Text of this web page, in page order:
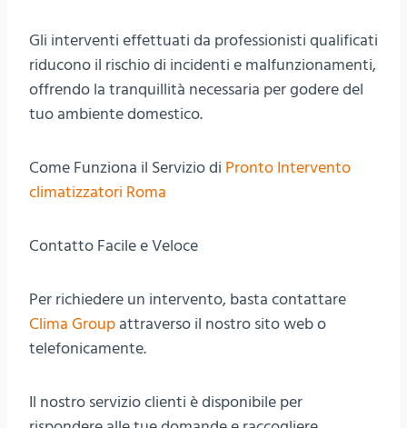
Gli interventi effettuati da professionisti qualificati
riducono il rischio di incidenti e malfunzionamenti,
offrendo la tranquillità necessaria per godere del
tuo ambiente domestico.
Come Funziona il Servizio di Pronto Intervento
climatizzatori Roma
Contatto Facile e Veloce
Per richiedere un intervento, basta contattare
Clima Group attraverso il nostro sito web o
telefonicamente.
Il nostro servizio clienti è disponibile per